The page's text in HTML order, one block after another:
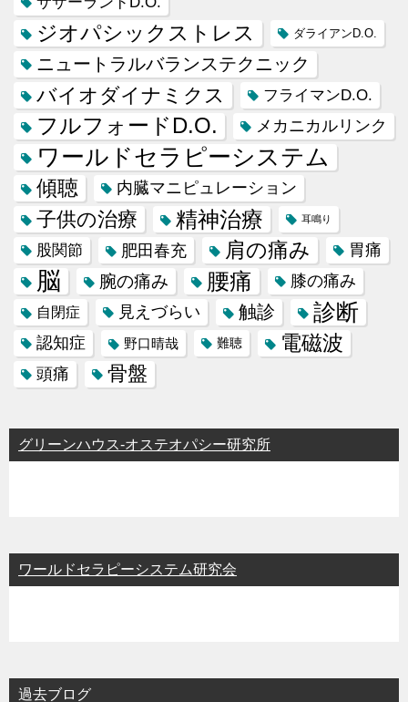
ジオパシックストレス ダライアンD.O.
ニュートラルバランステクニック
バイオダイナミクス フライマンD.O.
フルフォードD.O. メカニカルリンク
ワールドセラピーシステム
傾聴 内臓マニピュレーション
子供の治療 精神治療 耳鳴り
股関節 肥田春充 肩の痛み 胃痛
脳 腕の痛み 腰痛 膝の痛み
自閉症 見えづらい 触診 診断
認知症 野口晴哉 難聴 電磁波
頭痛 骨盤
グリーンハウス-オステオパシー研究所
ワールドセラピーシステム研究会
過去ブログ